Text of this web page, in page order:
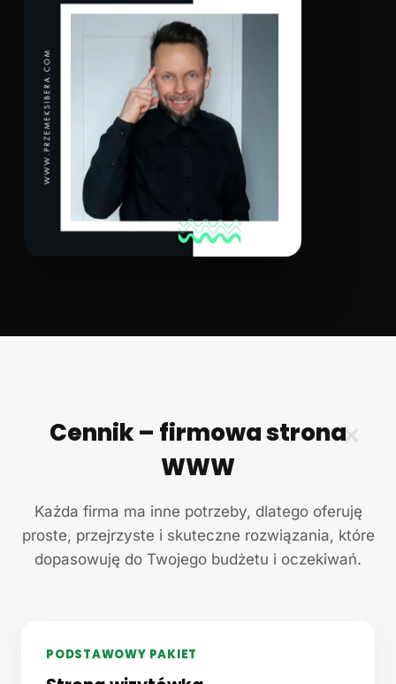
✕
Cennik – firmowa strona
WWW
Każda firma ma inne potrzeby, dlatego oferuję
proste, przejrzyste i skuteczne rozwiązania, które
dopasowuję do Twojego budżetu i oczekiwań.
PODSTAWOWY PAKIET